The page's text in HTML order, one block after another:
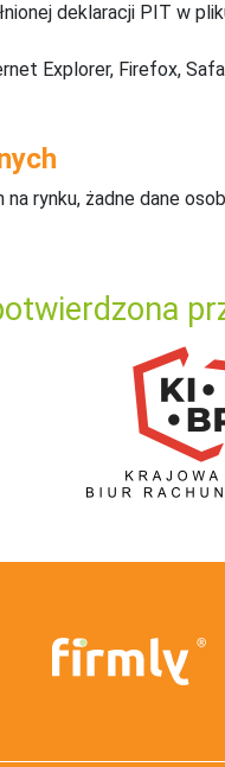
deklaracji PIT w
Explorer, Firefox,
rynku, żadne dane